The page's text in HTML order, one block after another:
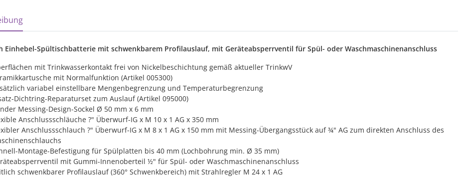
Registerkarten anzeigen
Einhebel-Spültischbatterie mit schwenkbarem Profilauslauf, mit Geräteabsperrventil für Spül- oder Waschmaschinenanschluss
mit Trinkwasserkontakt frei von Nickelbeschichtung gemäß aktueller TrinkwV
mit Normalfunktion (Artikel 005300)
variabel einstellbare Mengenbegrenzung und Temperaturbegrenzung
Dichtring-Reparaturset zum Auslauf (Artikel 095000)
Messing-Design-Sockel Ø 50 mm x 6 mm
Anschlussschläuche ?" Überwurf-IG x M 10 x 1 AG x 350 mm
Anschlussschlauch ?" Überwurf-IG x M 8 x 1 AG x 150 mm mit Messing-Übergangsstück auf ¾" AG zum direkten Anschluss des
Montage-Befestigung für Spülplatten bis 40 mm (Lochbohrung min. Ø 35 mm)
mit Gummi-Innenoberteil ½" für Spül- oder Waschmaschinenanschluss
schwenkbarer Profilauslauf (360° Schwenkbereich) mit Strahlregler M 24 x 1 AG